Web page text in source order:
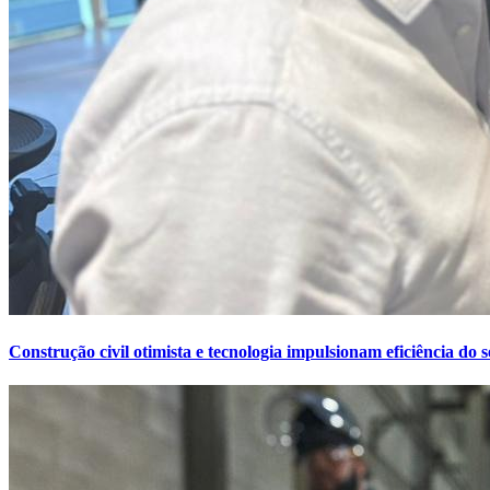
Construção civil otimista e tecnologia impulsionam eficiência do